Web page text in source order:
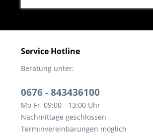
Service Hotline
Beratung unter:
0676 - 843436100
Mo-Fr, 09:00 - 13:00 Uhr
Nachmittage geschlossen
Terminvereinbarungen möglich